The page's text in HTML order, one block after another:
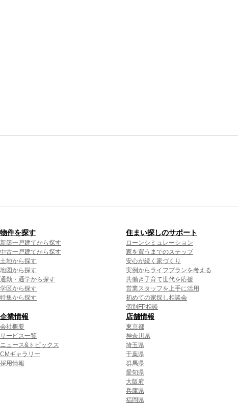
物件を探す
新築一戸建てから探す
中古一戸建てから探す
土地から探す
地図から探す
通勤・通学から探す
学区から探す
特集から探す
住まい探しのサポート
ローンシミュレーション
家を買うまでのステップ
安心が続く家づくり
実例からライフプランを考える
共働き子育て世代を応援
営業スタッフを上手に活用
初めての家探し相談会
個別FP相談
企業情報
会社概要
サービス一覧
ニュース&トピックス
CMギャラリー
採用情報
店舗情報
東京都
神奈川県
埼玉県
千葉県
群馬県
愛知県
大阪府
兵庫県
福岡県